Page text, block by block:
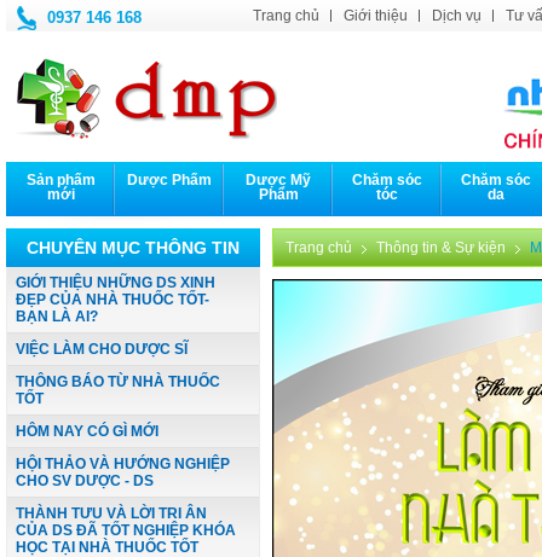
0937 146 168 Trang chủ Giới thiệu Dịch vụ Tư
Sản phẩm
mới
Dược Phẩm
Dược Mỹ
Phẩm
Chăm sóc
tóc
Chăm sóc
da
CHUYÊN MỤC THÔNG TIN
GIỚI THIỆU NHỮNG DS XINH
ĐẸP CỦA NHÀ THUỐC TỐT-
BẠN LÀ AI?
VIỆC LÀM CHO DƯỢC SĨ
THÔNG BÁO TỪ NHÀ THUỐC
TỐT
HÔM NAY CÓ GÌ MỚI
HỘI THẢO VÀ HƯỚNG NGHIỆP
CHO SV DƯỢC - DS
THÀNH TƯU VÀ LỜI TRI ÂN
CỦA DS ĐÃ TỐT NGHIỆP KHÓA
HỌC TẠI NHÀ THUỐC TỐT
Trang chủ Thông tin & Sự kiện